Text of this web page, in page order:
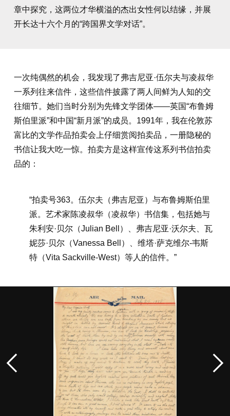
章中探究，这两位才华横溢的杰出女性何以结缘，并展
开长达十六个月的“跨国界文学对话”。
一次纯偶然的机会，我发现了弗吉尼亚·伍尔夫与凌叔华
一系列往来信件，这些信件披露了两人间鲜为人知的交
往细节。她们当时分别为先锋文学团体——英国“布鲁姆
斯伯里派”和中国“新月派”的成员。1991年，我在伦敦苏
富比的文学作品拍卖会上仔细赏阅拍卖品，一册隐秘的
书信让我大吃一惊。拍卖方是这样宣传这系列书信拍卖
品的：
“拍卖号363。伍尔夫（弗吉尼亚）与布鲁姆斯伯里
派。艺术家陈凌叔华（凌叔华）书信集，包括她与
朱利安·贝尔（Julian Bell）、弗吉尼亚·沃尔夫、瓦
妮莎·贝尔（Vanessa Bell）、维塔·萨克维尔-韦斯
特（Vita Sackville-West）等人的信件。”